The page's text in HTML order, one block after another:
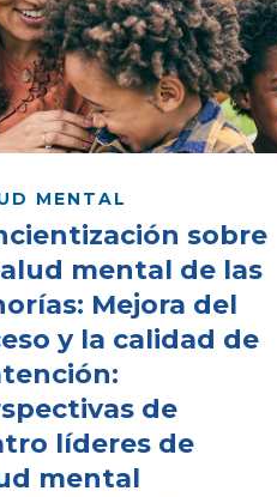
MENTAL
sobre
mental de las
Mejora del
y la calidad de
de
líderes de
mental